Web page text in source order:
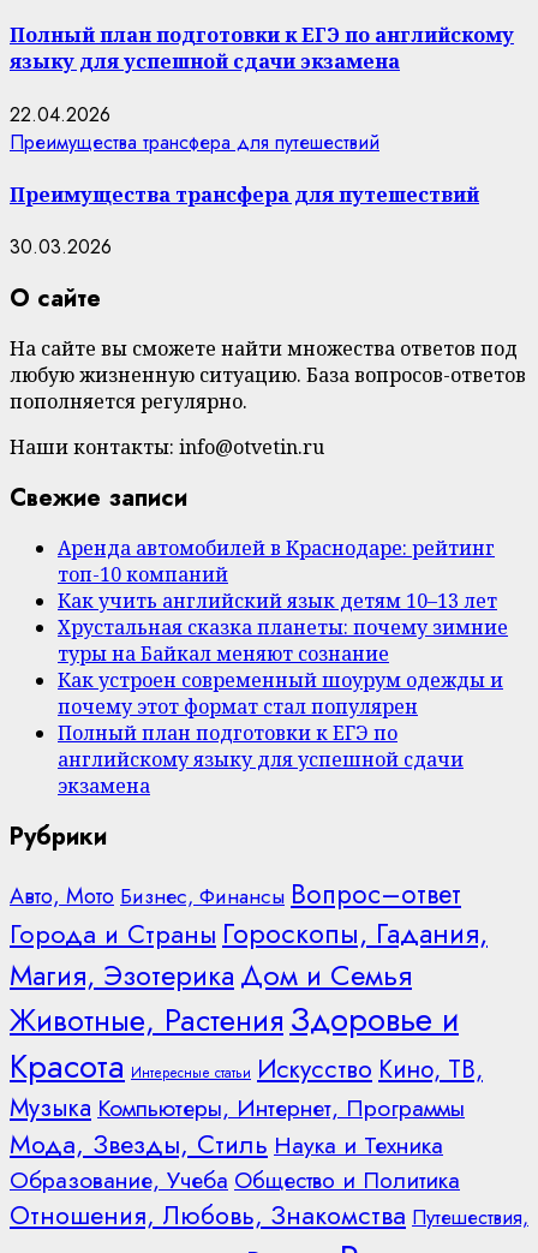
Полный план подготовки к ЕГЭ по английскому
языку для успешной сдачи экзамена
22.04.2026
Преимущества трансфера для путешествий
Преимущества трансфера для путешествий
30.03.2026
О сайте
На сайте вы сможете найти множества ответов под
любую жизненную ситуацию. База вопросов-ответов
пополняется регулярно.
Наши контакты: info@otvetin.ru
Свежие записи
Аренда автомобилей в Краснодаре: рейтинг
топ-10 компаний
Как учить английский язык детям 10–13 лет
Хрустальная сказка планеты: почему зимние
туры на Байкал меняют сознание
Как устроен современный шоурум одежды и
почему этот формат стал популярен
Полный план подготовки к ЕГЭ по
английскому языку для успешной сдачи
экзамена
Рубрики
Авто, Мото Бизнес, Финансы Вопрос–ответ
Города и Страны Гороскопы, Гадания,
Магия, Эзотерика Дом и Семья
Животные, Растения Здоровье и
Красота Интересные статьи Искусство Кино, ТВ,
Музыка Компьютеры, Интернет, Программы
Мода, Звезды, Стиль Наука и Техника
Образование, Учеба Общество и Политика
Отношения, Любовь, Знакомства Путешествия,